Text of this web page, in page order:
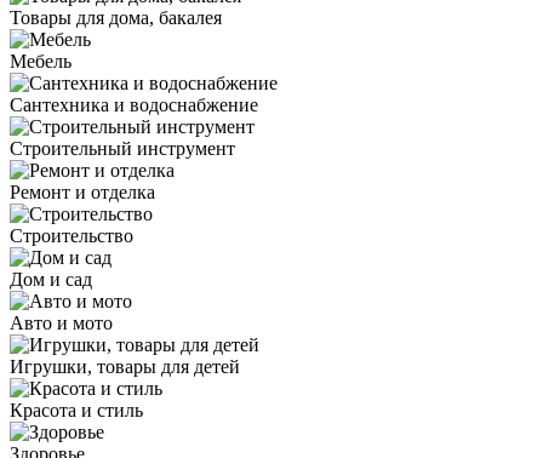
Товары для дома, бакалея
Мебель
Сантехника и водоснабжение
Строительный инструмент
Ремонт и отделка
Строительство
Дом и сад
Авто и мото
Игрушки, товары для детей
Красота и стиль
Здоровье